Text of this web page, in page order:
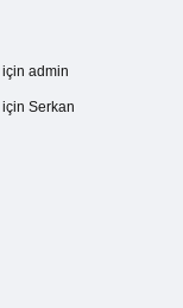
için admin
için Serkan